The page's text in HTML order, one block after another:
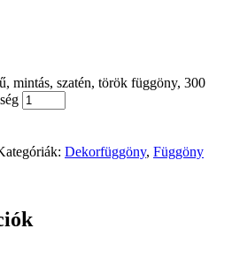
mintás, szatén, török függöny, 300
Dekorfüggöny, Függöny